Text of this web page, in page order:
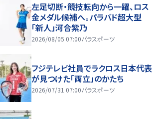
左足切断・競技転向から一躍、ロス
金メダル候補へ。パラバド超大型
「新人」河合紫乃
2026/08/05 07:00パラスポーツ
フジテレビ社員でラクロス日本代表
が見つけた「両立」のかたち
2026/07/31 07:00パラスポーツ